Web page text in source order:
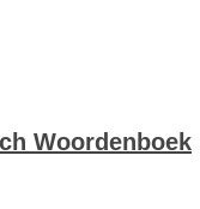
Woordenboek